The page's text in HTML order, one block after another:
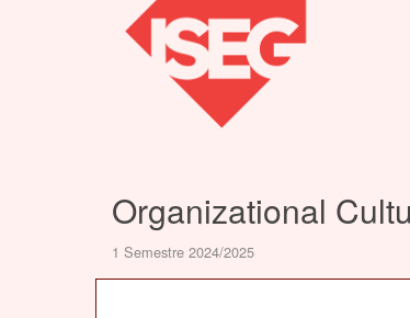
Organizational
1 Semestre 2024/2025